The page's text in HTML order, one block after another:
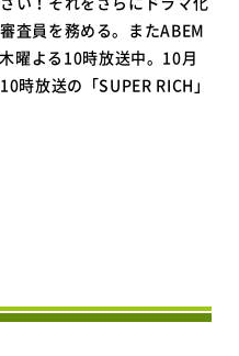
査員を務める。またABEM
曜よる10時放送中。10月
時放送の「SUPER RICH」